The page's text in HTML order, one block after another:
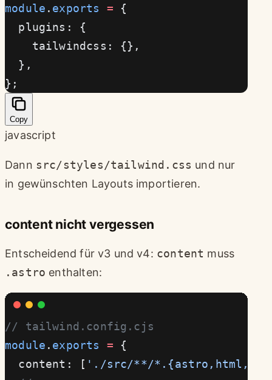
module . exports = {
  plugins: {
    tailwindcss: {},
  },
};
Copy
javascript
Dann src/styles/tailwind.css und nur
in gewünschten Layouts importieren.
content nicht vergessen
Entscheidend für v3 und v4: content muss
.astro enthalten:
// tailwind.config.cjs
module . exports = {
  content: [
'./src/**/